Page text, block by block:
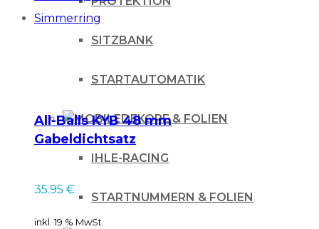
SITZBANK
STARTAUTOMATIK
DEKORE & FOLIEN
IHLE-RACING
STARTNUMMERN & FOLIEN
All-Balls KYB 48 mm
Gabeldichtsatz
Staubkappe +
35.95 €
inkl. 19 % MwSt.